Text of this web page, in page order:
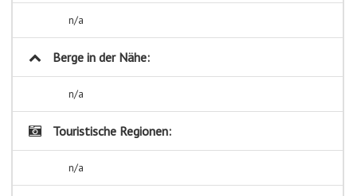
n/a
Berge in der Nähe:
n/a
Touristische Regionen:
n/a